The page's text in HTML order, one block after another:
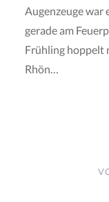
Augenzeuge war
gerade am
Frühling hoppelt
Rhön…